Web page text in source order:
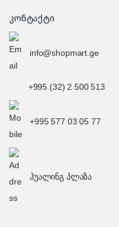
კონტაქტი
info@shopmart.ge
+995 (32) 2 500 513
+995 577 03 05 77
ჰუალინგ პლაზა